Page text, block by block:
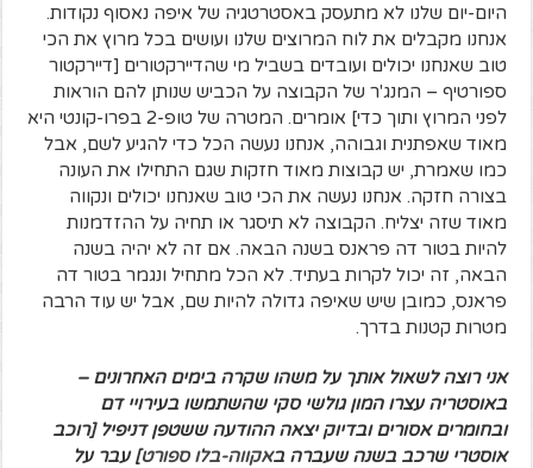
היום-יום שלנו לא מתעסק באסטרטגיה של איפה נאסוף נקודות.
אנחנו מקבלים את לוח המרוצים שלנו ועושים בכל מרוץ את הכי
טוב שאנחנו יכולים ועובדים בשביל מי שהדיירקטורים [דיירקטור
ספורטיף – המנג'ר של הקבוצה על הכביש שנותן להם הוראות
לפני המרוץ ותוך כדי] אומרים. המטרה של טופ-2 בפרו-קונטי היא
מאוד שאפתנית וגבוהה, אנחנו נעשה הכל כדי להגיע לשם, אבל
כמו שאמרת, יש קבוצות מאוד חזקות שגם התחילו את העונה
בצורה חזקה. אנחנו נעשה את הכי טוב שאנחנו יכולים ונקווה
מאוד שזה יצליח. הקבוצה לא תיסגר או תחיה על ההזדמנות
להיות בטור דה פראנס בשנה הבאה. אם זה לא יהיה בשנה
הבאה, זה יכול לקרות בעתיד. לא הכל מתחיל ונגמר בטור דה
פראנס, כמובן שיש שאיפה גדולה להיות שם, אבל יש עוד הרבה
מטרות קטנות בדרך.
אני רוצה לשאול אותך על משהו שקרה בימים האחרונים –
באוסטריה עצרו המון גולשי סקי שהשתמשו בעירויי דם
ובחומרים אסורים ובדיוק יצאה ההודעה ששטפן דניפיל [רוכב
אוסטרי שרכב בשנה שעברה באקווה-בלו ספורט] עבר על